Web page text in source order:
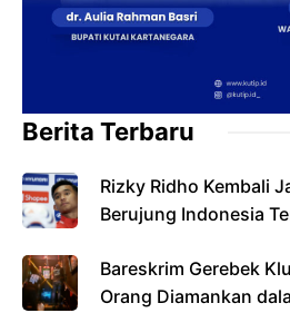
Berita Terbaru
Rizky Ridho Kembali
Berujung Indonesia
Bareskrim Gerebek
Orang Diamankan